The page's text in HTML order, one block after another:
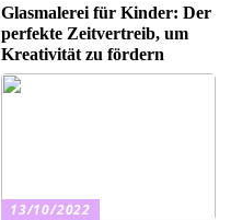
Glasmalerei für Kinder: Der
perfekte Zeitvertreib, um
Kreativität zu fördern
13/10/2022